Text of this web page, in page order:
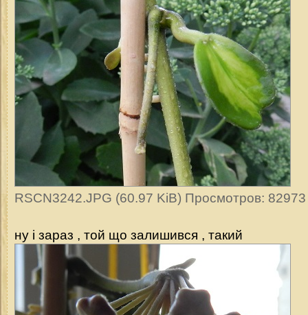
RSCN3242.JPG (60.97 KiB) Просмотров: 82973
ну і зараз , той що залишився , такий